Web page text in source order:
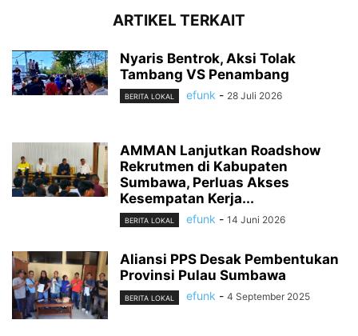
ARTIKEL TERKAIT
Nyaris Bentrok, Aksi Tolak
Tambang VS Penambang
BERITA LOKAL efunk - 28 Juli 2026
AMMAN Lanjutkan Roadshow
Rekrutmen di Kabupaten
Sumbawa, Perluas Akses
Kesempatan Kerja...
BERITA LOKAL efunk - 14 Juni 2026
Aliansi PPS Desak Pembentukan
Provinsi Pulau Sumbawa
BERITA LOKAL efunk - 4 September 2025